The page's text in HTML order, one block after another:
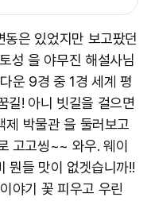
은 있었지만 보고팠던
성 을 야무진 해설사님
운 9경 중 1경 세계 평
길! 아니 빗길을 걸으면
제 박물관 을 둘러보고
고고씽~~ 와우. 웨이
뭔들 맛이 없겟습니까!!
야기 꽃 피우고 우린